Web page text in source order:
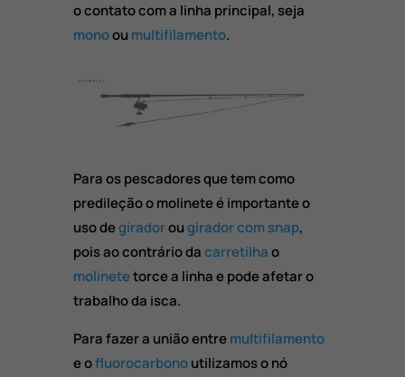
o contato com a linha principal, seja
monoou multifilamento.
Para os pescadores que tem como
predileção o molinete é importante o
uso degiradorougirador com snap,
pois ao contrário dacarretilhao
molinetetorce a linha e pode afetar o
trabalho da isca.
Para fazer a união entremultifilamento
e ofluorocarbonoutilizamos o nó